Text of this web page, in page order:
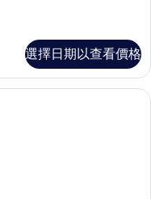
選擇日期以查看價格
人房 | 書桌、遮光布/窗簾、隔